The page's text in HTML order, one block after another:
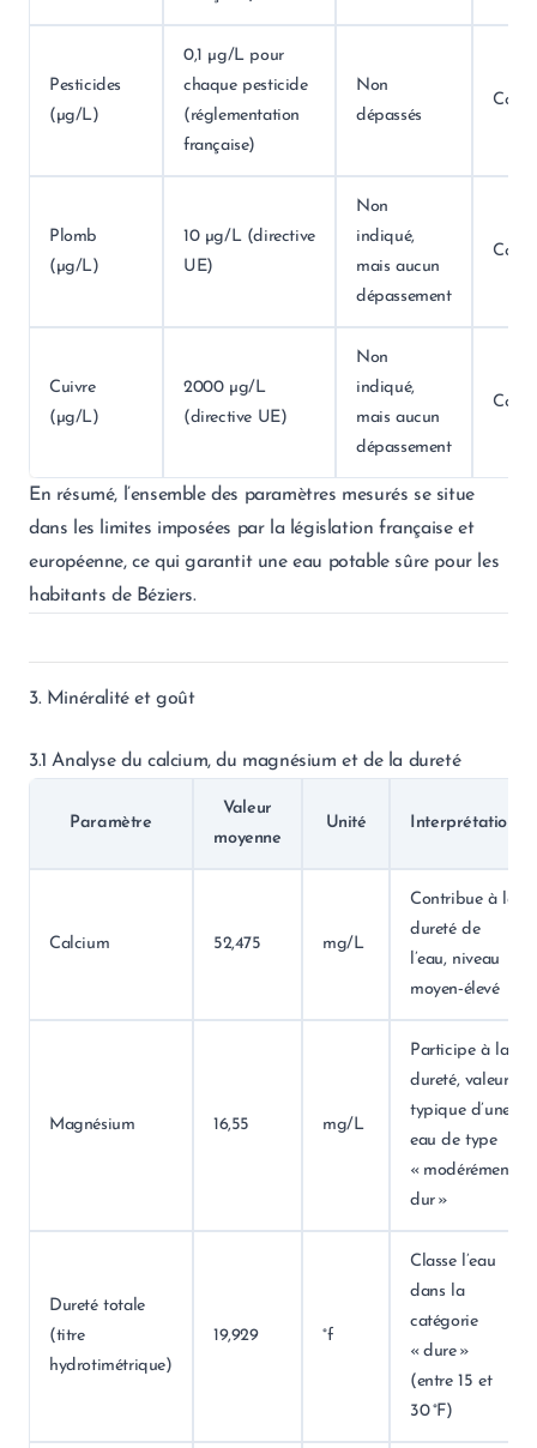
Pesticides
(µg/L)
0,1 µg/L pour
chaque pesticide
(réglementation
française)
Non
dépassés
Plomb
(µg/L)
10 µg/L (directive
UE)
Non
indiqué,
mais aucun
dépassement
Cuivre
(µg/L)
2000 µg/L
(directive UE)
Non
indiqué,
mais aucun
dépassement
En résumé, l’ensemble des paramètres mesurés se situe
dans les limites imposées par la législation française et
européenne, ce qui garantit une eau potable sûre pour les
habitants de Béziers.
3. Minéralité et goût
3.1 Analyse du calcium, du magnésium et de la dureté
Paramètre
Valeur
moyenne
Unité Interprétation
Calcium 52,475 mg/L
Contribue à la
dureté de
l’eau, niveau
moyen‑élevé
Magnésium 16,55 mg/L
Participe à la
dureté, valeur
typique d’une
eau de type
« modérément
dur »
Dureté totale
(titre
hydrotimétrique)
19,929 °f
Classe l’eau
dans la
catégorie
« dure »
(entre 15 et
30 °F)